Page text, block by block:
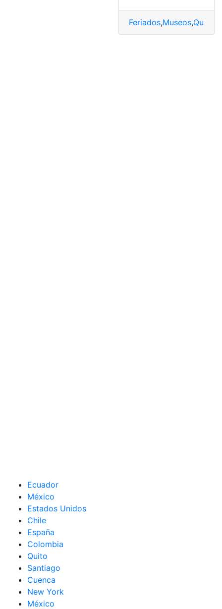
Feriados,Museos,Quito
Ecuador
México
Estados Unidos
Chile
España
Colombia
Quito
Santiago
Cuenca
New York
México